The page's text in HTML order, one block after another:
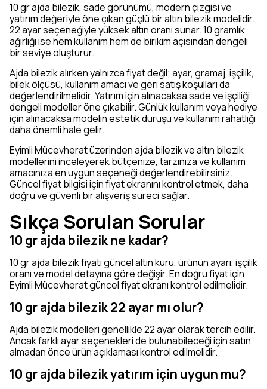
10 gr ajda bilezik, sade görünümü, modern çizgisi ve
yatırım değeriyle öne çıkan güçlü bir altın bilezik modelidir.
22 ayar seçeneğiyle yüksek altın oranı sunar. 10 gramlık
ağırlığı ise hem kullanım hem de birikim açısından dengeli
bir seviye oluşturur.
Ajda bilezik alırken yalnızca fiyat değil; ayar, gramaj, işçilik,
bilek ölçüsü, kullanım amacı ve geri satış koşulları da
değerlendirilmelidir. Yatırım için alınacaksa sade ve işçiliği
dengeli modeller öne çıkabilir. Günlük kullanım veya hediye
için alınacaksa modelin estetik duruşu ve kullanım rahatlığı
daha önemli hale gelir.
Eyimli Mücevherat üzerinden ajda bilezik ve altın bilezik
modellerini inceleyerek bütçenize, tarzınıza ve kullanım
amacınıza en uygun seçeneği değerlendirebilirsiniz.
Güncel fiyat bilgisi için fiyat ekranını kontrol etmek, daha
doğru ve güvenli bir alışveriş süreci sağlar.
Sıkça Sorulan Sorular
10 gr ajda bilezik ne kadar?
10 gr ajda bilezik fiyatı güncel altın kuru, ürünün ayarı, işçilik
oranı ve model detayına göre değişir. En doğru fiyat için
Eyimli Mücevherat güncel fiyat ekranı kontrol edilmelidir.
10 gr ajda bilezik 22 ayar mı olur?
Ajda bilezik modelleri genellikle 22 ayar olarak tercih edilir.
Ancak farklı ayar seçenekleri de bulunabileceği için satın
almadan önce ürün açıklaması kontrol edilmelidir.
10 gr ajda bilezik yatırım için uygun mu?